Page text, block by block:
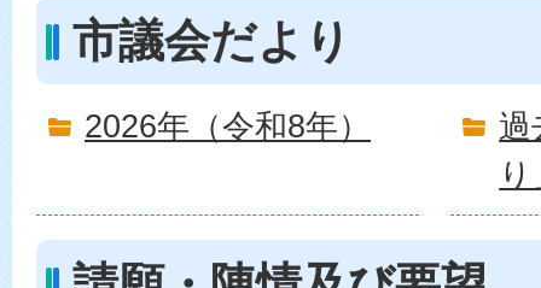
市議会だより
2026年（令和8年）
過